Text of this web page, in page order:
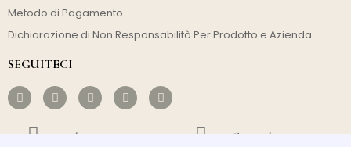
Metodo di Pagamento
Dichiarazione di Non Responsabilità Per Prodotto e Azienda
SEGUITECI
Spedizione Gratuita Efficienza dei Costi